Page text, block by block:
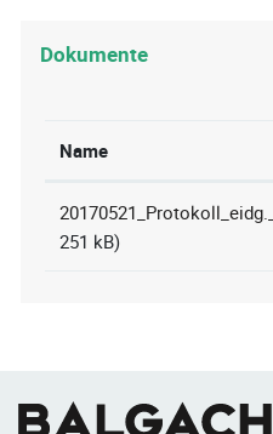
Dokumente
Name
251 kB)
Fusszeile